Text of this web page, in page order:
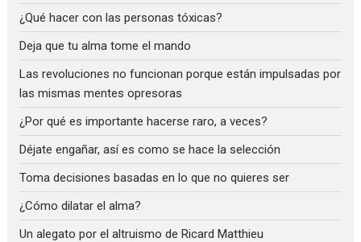
¿Qué hacer con las personas tóxicas?
Deja que tu alma tome el mando
Las revoluciones no funcionan porque están impulsadas por
las mismas mentes opresoras
¿Por qué es importante hacerse raro, a veces?
Déjate engañar, así es como se hace la selección
Toma decisiones basadas en lo que no quieres ser
¿Cómo dilatar el alma?
Un alegato por el altruismo de Ricard Matthieu